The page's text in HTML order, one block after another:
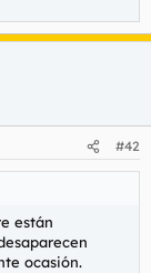
#42
están
ocasión.